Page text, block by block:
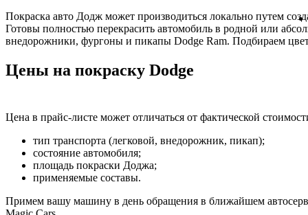
Покраска авто Додж может производиться локально путем
Готовы полностью перекрасить автомобиль в родной или
внедорожники, фургоны и пикапы Dodge Ram. Подбираем
Цены на покраску Dodge
Цена в прайс-листе может отличаться от фактической
тип транспорта (легковой, внедорожник, пикап);
состояние автомобиля;
площадь покраски Доджа;
применяемые составы.
Примем вашу машину в день обращения в ближайшем